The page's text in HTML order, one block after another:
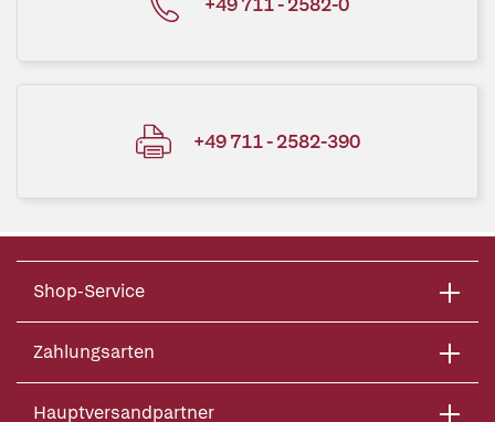
+49 711 - 2582-390
Shop-Service
Zahlungsarten
Hauptversandpartner